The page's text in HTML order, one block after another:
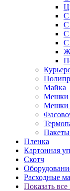
С
С
С
С
Майка
Мешки
Мешки
Пленка
Картонная
Скотч
Расходные
Показать все